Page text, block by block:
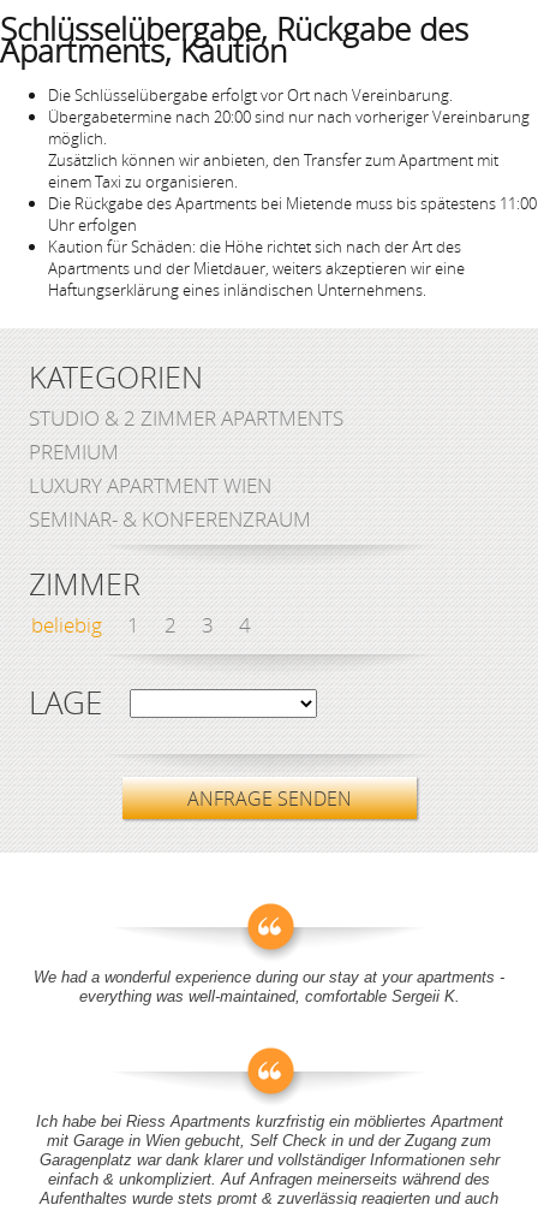
Schlüsselübergabe, Rückgabe des
Apartments, Kaution
Die Schlüsselübergabe erfolgt vor Ort nach Vereinbarung.
Übergabetermine nach 20:00 sind nur nach vorheriger Vereinbarung
möglich.
Zusätzlich können wir anbieten, den Transfer zum Apartment mit
einem Taxi zu organisieren.
Die Rückgabe des Apartments bei Mietende muss bis spätestens 11:00
Uhr erfolgen
Kaution für Schäden: die Höhe richtet sich nach der Art des
Apartments und der Mietdauer, weiters akzeptieren wir eine
Haftungserklärung eines inländischen Unternehmens.
KATEGORIEN
STUDIO & 2 ZIMMER APARTMENTS
PREMIUM
LUXURY APARTMENT WIEN
SEMINAR- & KONFERENZRAUM
ZIMMER
beliebig 1 2 3 4
LAGE
ANFRAGE SENDEN
We had a wonderful experience during our stay at your apartments -
everything was well-maintained, comfortable Sergeii K.
Ich habe bei Riess Apartments kurzfristig ein möbliertes Apartment
mit Garage in Wien gebucht, Self Check in und der Zugang zum
Garagenplatz war dank klarer und vollständiger Informationen sehr
einfach & unkompliziert. Auf Anfragen meinerseits während des
Aufenthaltes wurde stets promt & zuverlässig reagierten und auch